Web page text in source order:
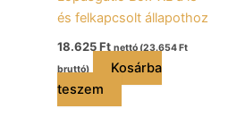
és felkapcsolt állapothoz
18.625Ft nettó (23.654Ft
bruttó)
Kosárba
teszem